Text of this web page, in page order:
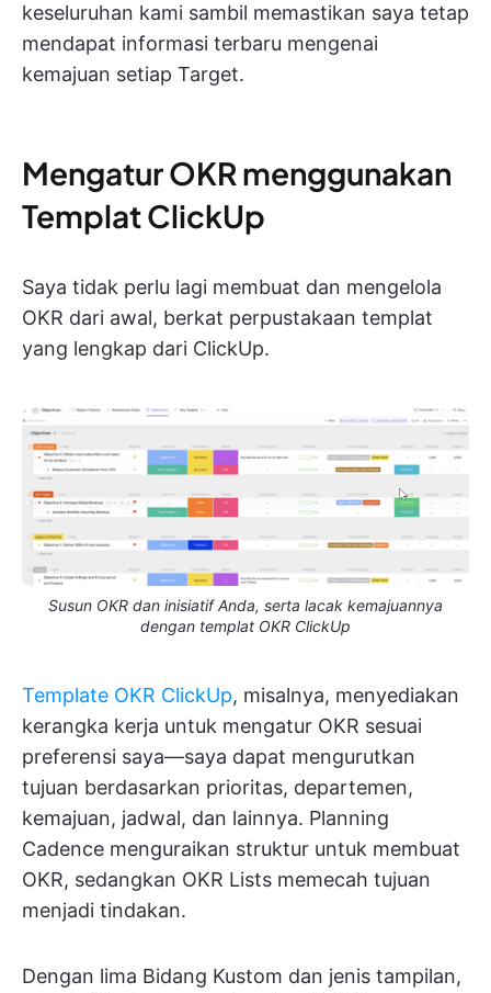
keseluruhan kami sambil memastikan saya tetap
mendapat informasi terbaru mengenai
kemajuan setiap Target.
Mengatur OKR menggunakan
Templat ClickUp
Saya tidak perlu lagi membuat dan mengelola
OKR dari awal, berkat perpustakaan templat
yang lengkap dari ClickUp.
Susun OKR dan inisiatif Anda, serta lacak kemajuannya
dengan templat OKR ClickUp
Template OKR ClickUp, misalnya, menyediakan
kerangka kerja untuk mengatur OKR sesuai
preferensi saya—saya dapat mengurutkan
tujuan berdasarkan prioritas, departemen,
kemajuan, jadwal, dan lainnya. Planning
Cadence menguraikan struktur untuk membuat
OKR, sedangkan OKR Lists memecah tujuan
menjadi tindakan.
Dengan lima Bidang Kustom dan jenis tampilan,